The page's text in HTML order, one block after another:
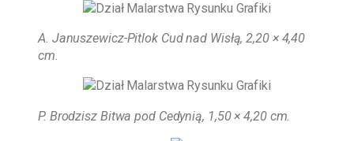
A. Januszewicz-Pitlok Cud nad Wisłą, 2,20 × 4,40
cm.
P. Brodzisz Bitwa pod Cedynią, 1,50 × 4,20 cm.